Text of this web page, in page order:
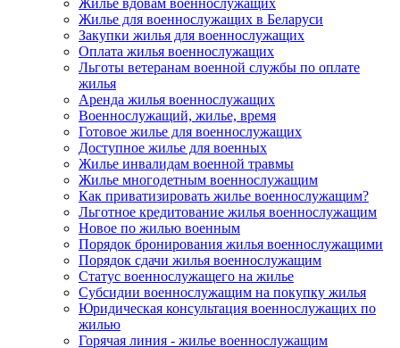
Жилье вдовам военнослужащих
Жилье для военнослужащих в Беларуси
Закупки жилья для военнослужащих
Оплата жилья военнослужащих
Льготы ветеранам военной службы по оплате
жилья
Аренда жилья военнослужащих
Военнослужащий, жилье, время
Готовое жилье для военнослужащих
Доступное жилье для военных
Жилье инвалидам военной травмы
Жилье многодетным военнослужащим
Как приватизировать жилье военнослужащим?
Льготное кредитование жилья военнослужащим
Новое по жилью военным
Порядок бронирования жилья военнослужащими
Порядок сдачи жилья военнослужащим
Статус военнослужащего на жилье
Субсидии военнослужащим на покупку жилья
Юридическая консультация военнослужащих по
жилью
Горячая линия - жилье военнослужащим